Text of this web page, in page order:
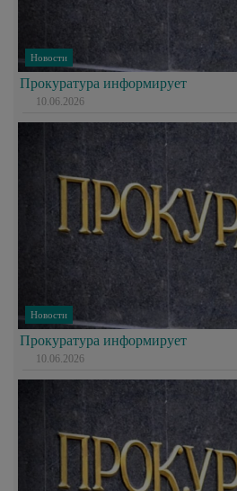
Новости
Прокуратура информирует
10.06.2026
Новости
Прокуратура информирует
10.06.2026